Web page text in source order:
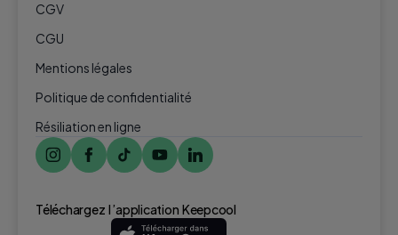
CGV
CGU
Mentions légales
Politique de confidentialité
Résiliation en ligne
Téléchargez l ’application Keepcool